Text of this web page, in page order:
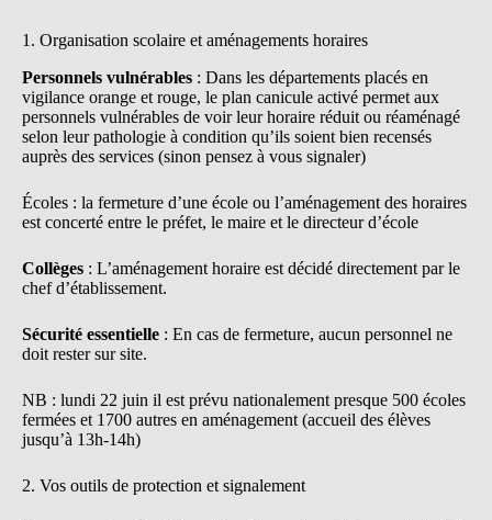
1. Organisation scolaire et aménagements horaires
Personnels vulnérables : Dans les départements placés en
vigilance orange et rouge, le plan canicule activé permet aux
personnels vulnérables de voir leur horaire réduit ou réaménagé
selon leur pathologie à condition qu’ils soient bien recensés
auprès des services (sinon pensez à vous signaler)
Écoles : la fermeture d’une école ou l’aménagement des horaires
est concerté entre le préfet, le maire et le directeur d’école
Collèges : L’aménagement horaire est décidé directement par le
chef d’établissement.
Sécurité essentielle : En cas de fermeture, aucun personnel ne
doit rester sur site.
NB : lundi 22 juin il est prévu nationalement presque 500 écoles
fermées et 1700 autres en aménagement (accueil des élèves
jusqu’à 13h-14h)
2. Vos outils de protection et signalement